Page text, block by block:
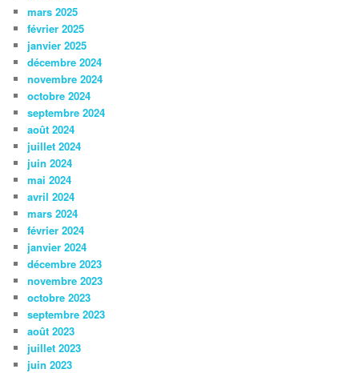
mars 2025
février 2025
janvier 2025
décembre 2024
novembre 2024
octobre 2024
septembre 2024
août 2024
juillet 2024
juin 2024
mai 2024
avril 2024
mars 2024
février 2024
janvier 2024
décembre 2023
novembre 2023
octobre 2023
septembre 2023
août 2023
juillet 2023
juin 2023